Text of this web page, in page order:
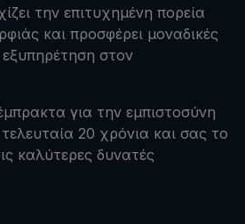
την επιτυχημένη πορεία
και προσφέρει μοναδικές
εξυπηρέτηση στον
για την εμπιστοσύνη
20 χρόνια και σας το
καλύτερες δυνατές